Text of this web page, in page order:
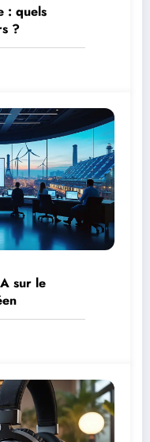
: quels
?
sur le